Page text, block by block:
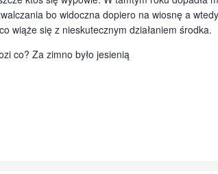
bo widoczna dopiero na wiosnę a
wiąże się z nieskutecznym działaniem środka.
co? Za zimno było jesienią